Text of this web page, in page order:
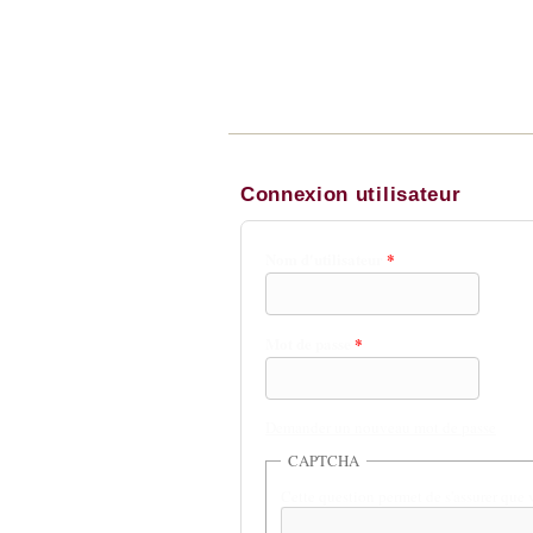
Connexion utilisateur
*
*
CAPTCHA